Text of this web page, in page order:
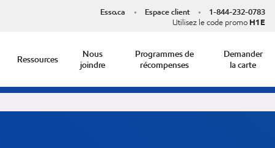
Esso.ca Espace client 1-844-232-0783
Utilisez le code promo H1E
Ressources
Nous
joindre
Programmes de
récompenses
Demander
la carte